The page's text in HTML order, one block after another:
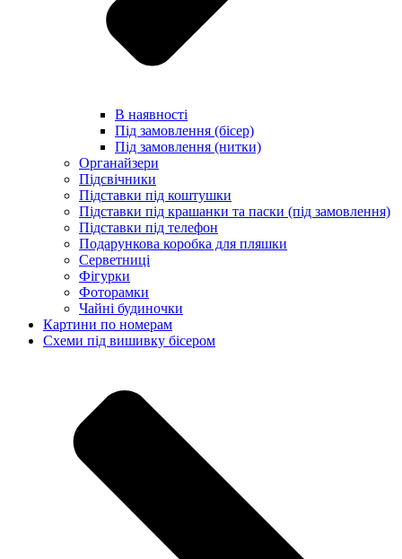
В наявності
Під замовлення (бісер)
Під замовлення (нитки)
Органайзери
Підсвічники
Підставки під коштушки
Підставки під крашанки та паски (під замовлення)
Підставки під телефон
Подарункова коробка для пляшки
Серветниці
Фігурки
Фоторамки
Чайні будиночки
Картини по номерам
Схеми під вишивку бісером